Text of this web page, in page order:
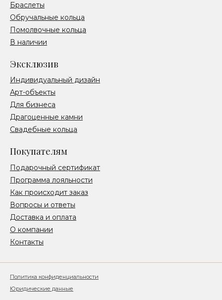
Покупателям
Эксклюзив
Контакты
О компании
Доставка и оплата
Вопросы и ответы
Как происходит заказ
Подарочный сертификат
Свадебные кольца
Драгоценные камни
Для бизнеса
Арт-объекты
Индивидуальный дизайн
Помолвочные кольца
Обручальные кольца
Браслеты
Политика конфиденциальности
Юридические данные
Программа лояльности
В наличии